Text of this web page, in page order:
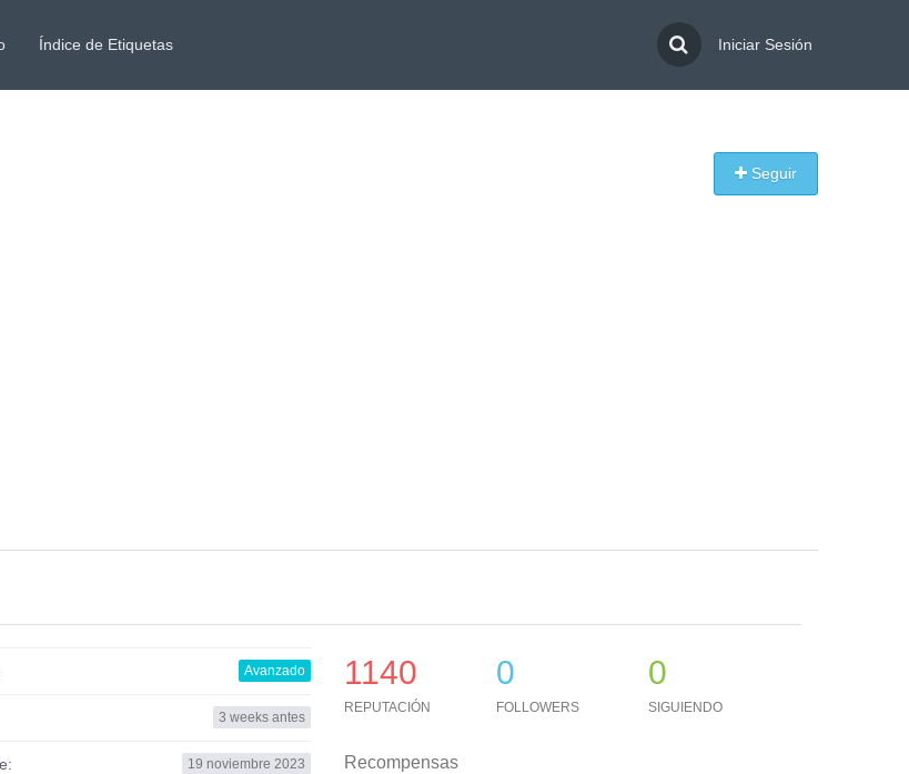
Índice de Etiquetas Iniciar Sesión
Seguir
Avanzado
3 weeks antes
19 noviembre 2023
1140
REPUTACIÓN
0
FOLLOWERS
0
SIGUIENDO
Recompensas